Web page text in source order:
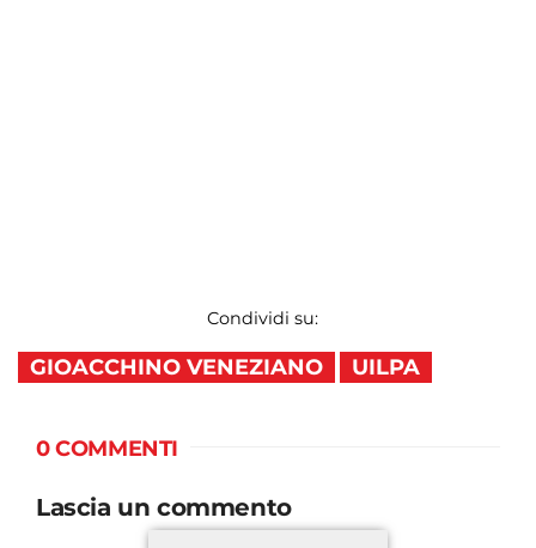
Condividi su:
GIOACCHINO VENEZIANO UILPA
0 COMMENTI
Lascia un commento